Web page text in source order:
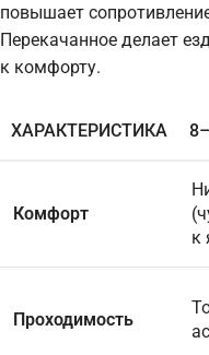
повышает
Перекачанное делает
к комфорту.
ХАРАКТЕРИСТИКА
Комфорт
к
Проходимость